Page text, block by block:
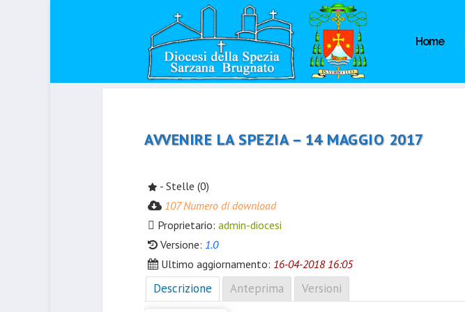
Home
AVVENIRE LA SPEZIA – 14 MAGGIO 2017
- Stelle (0)
107 Numero di download
Proprietario: admin-diocesi
Versione: 1.0
Ultimo aggiornamento: 16-04-2018 16:05
Descrizione Anteprima Versioni